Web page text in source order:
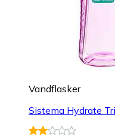
Vandflasker
Sistema Hydrate